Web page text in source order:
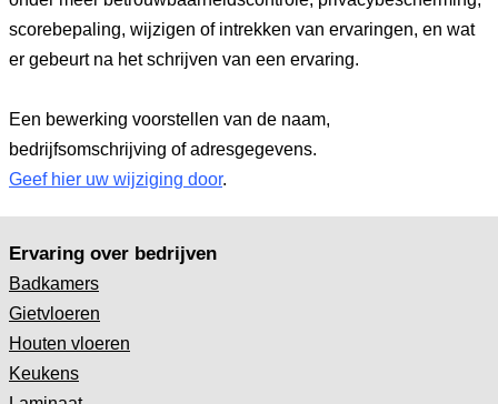
scorebepaling, wijzigen of intrekken van ervaringen, en wat
er gebeurt na het schrijven van een ervaring.
Een bewerking voorstellen van de naam,
bedrijfsomschrijving of adresgegevens.
Geef hier uw wijziging door.
Ervaring over bedrijven
Badkamers
Gietvloeren
Houten vloeren
Keukens